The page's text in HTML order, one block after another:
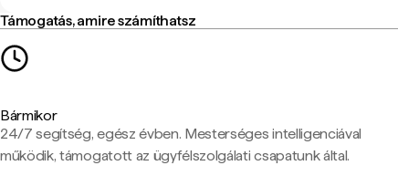
Támogatás, amire számíthatsz
Bármikor
24/7 segítség, egész évben. Mesterséges intelligenciával
működik, támogatott az ügyfélszolgálati csapatunk által.